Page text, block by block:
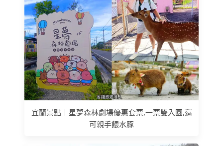
宜蘭景點｜星夢森林劇場優惠套票,一票雙入園,還
可親手餵水豚